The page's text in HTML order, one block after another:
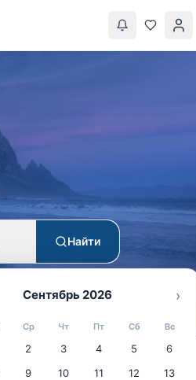
Найти
Сентябрь 2026 ›
Ср Чт Пт Сб Вс
2 3 4 5
6
9 10 11 12
13